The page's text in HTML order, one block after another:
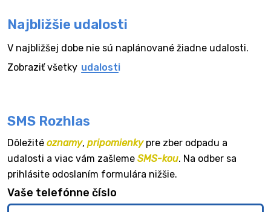
Najbližšie udalosti
V najbližšej dobe nie sú naplánované žiadne udalosti.
Zobraziť všetky udalosti
SMS Rozhlas
Dôležité oznamy, pripomienkypre zber odpadu a
udalosti a viac vám zašleme SMS-kou. Na odber sa
prihlásite odoslaním formulára nižšie.
Vaše telefónne číslo